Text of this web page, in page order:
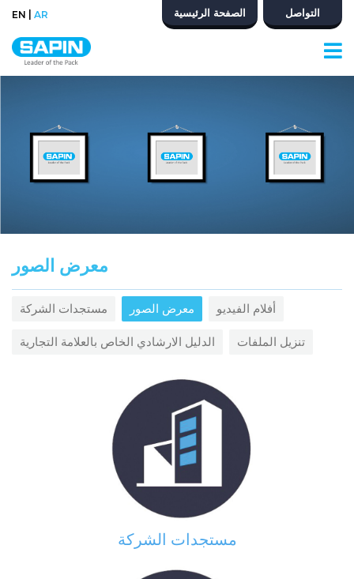
EN AR الصفحة الرئيسية التواصل
مستجدات الشركة معرض الصور
معرض الصور
أفلام الفيديو
الدليل الارشادي الخاص بالعلامة التجارية تنزيل الملفات
مستجدات الشركة